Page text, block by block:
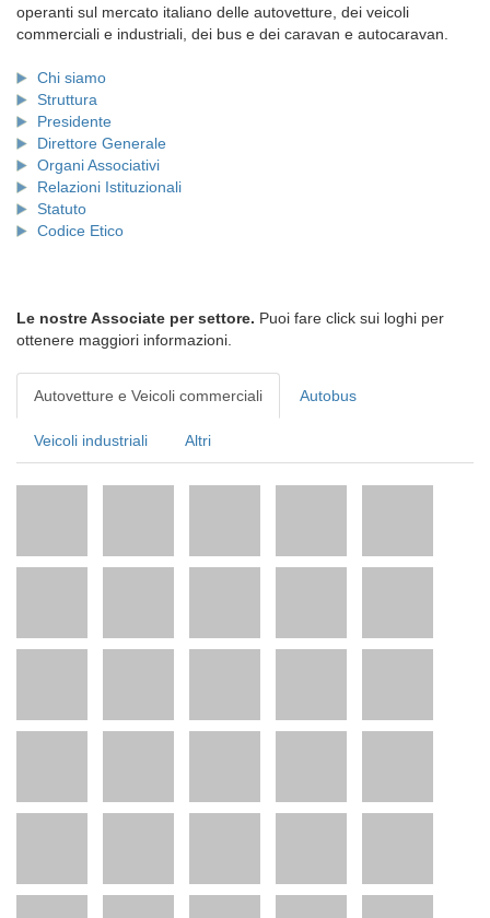
operanti sul mercato italiano delle autovetture, dei veicoli
commerciali e industriali, dei bus e dei caravan e autocaravan.
Chi siamo
Struttura
Presidente
Direttore Generale
Organi Associativi
Relazioni Istituzionali
Statuto
Codice Etico
Le nostre Associate per settore. Puoi fare click sui loghi per
ottenere maggiori informazioni.
Autovetture e Veicoli commerciali Autobus
Veicoli industriali Altri